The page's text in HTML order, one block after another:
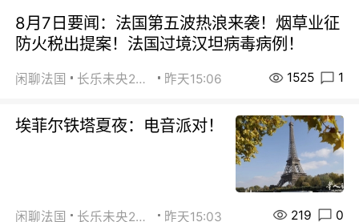
8月7日要闻：法国第五波热浪来袭！烟草业征
防火税出提案！法国过境汉坦病毒病例！
闲聊法国 长乐未央2015 昨天15:06 1525 1
埃菲尔铁塔夏夜：电音派对！
闲聊法国 长乐未央2015 昨天15:03 219 0